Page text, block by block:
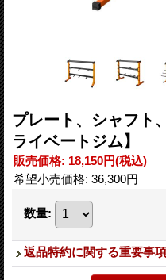
プレート、シャフ
ライベートジム】
販売価格: 18,150円(税込)
希望小売価格: 36,300円
数量:
返品特約に関する重要事項